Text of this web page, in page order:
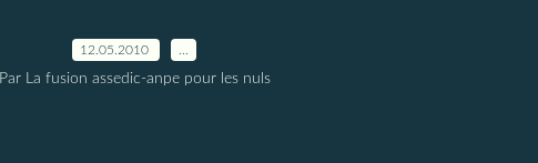
12.05.2010
Par La fusion assedic-anpe pour les nuls